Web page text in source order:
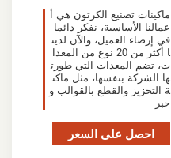
ماكينات تصنيع الكرتون هي أ
عمالنا الأساسية، نفكر دائما
في إرضاء العميل، والآن لدين
ا أكثر من 20 نوع من المعدا
ت، تضم المعدات التي طورت
ها الشركة بنفسها، مثل ماكن
ة التحزيز والقطع بالقوالب و
حبر
احصل على السعر